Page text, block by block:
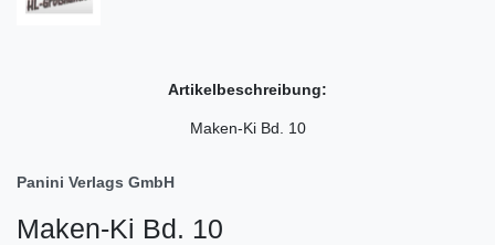
Artikelbeschreibung:
Maken-Ki Bd. 10
Panini Verlags GmbH
Maken-Ki Bd. 10